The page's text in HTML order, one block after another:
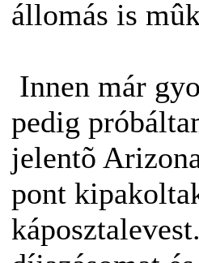
állomás is
Innen már
pedig
jelentõ
pont